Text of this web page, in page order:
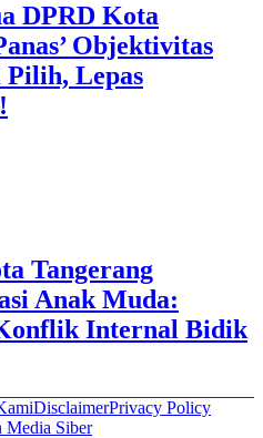
DPRD Kota
Objektivitas
Pilih, Lepas
Tangerang
Anak Muda:
Internal Bidik
DisclaimerPrivacy Policy
Media Siber